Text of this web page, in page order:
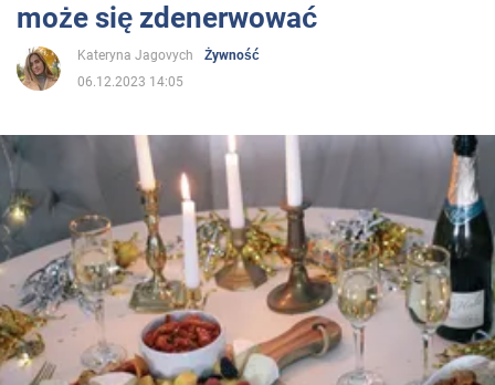
Rozrywka
Polityka
Społeczeństwo
Wojna na Ukrainie
może się zdenerwować
Kateryna Jagovych
Żywność
06.12.2023 14:05